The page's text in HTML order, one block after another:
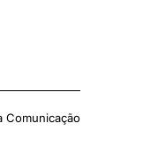
Comunicação